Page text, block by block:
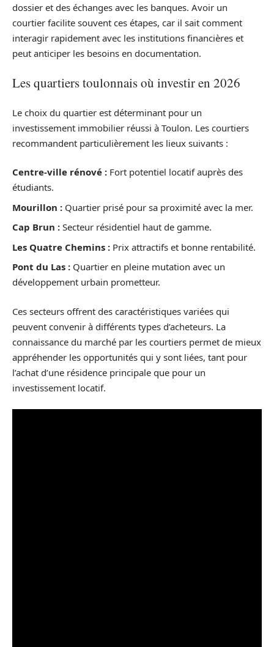
dossier et des échanges avec les banques. Avoir un
courtier facilite souvent ces étapes, car il sait comment
interagir rapidement avec les institutions financières et
peut anticiper les besoins en documentation.
Les quartiers toulonnais où investir en 2026
Le choix du quartier est déterminant pour un
investissement immobilier réussi à Toulon. Les courtiers
recommandent particulièrement les lieux suivants :
Centre-ville rénové : Fort potentiel locatif auprès des
étudiants.
Mourillon : Quartier prisé pour sa proximité avec la mer.
Cap Brun : Secteur résidentiel haut de gamme.
Les Quatre Chemins : Prix attractifs et bonne rentabilité.
Pont du Las : Quartier en pleine mutation avec un
développement urbain prometteur.
Ces secteurs offrent des caractéristiques variées qui
peuvent convenir à différents types d’acheteurs. La
connaissance du marché par les courtiers permet de mieux
appréhender les opportunités qui y sont liées, tant pour
l’achat d’une résidence principale que pour un
investissement locatif.